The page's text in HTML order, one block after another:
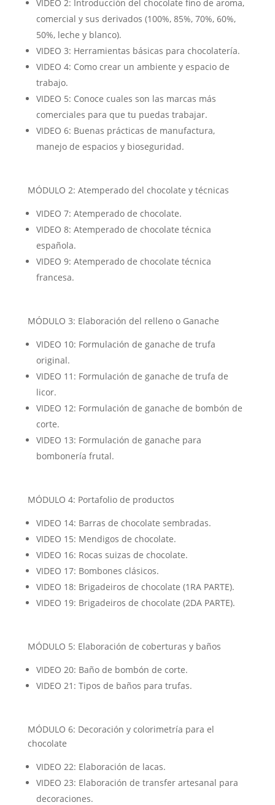
VIDEO 2: Introducción del chocolate fino de aroma,
comercial y sus derivados (100%, 85%, 70%, 60%,
50%, leche y blanco).
VIDEO 3: Herramientas básicas para chocolatería.
VIDEO 4: Como crear un ambiente y espacio de
trabajo.
VIDEO 5: Conoce cuales son las marcas más
comerciales para que tu puedas trabajar.
VIDEO 6: Buenas prácticas de manufactura,
manejo de espacios y bioseguridad.
MÓDULO 2: Atemperado del chocolate y técnicas
VIDEO 7: Atemperado de chocolate.
VIDEO 8: Atemperado de chocolate técnica
española.
VIDEO 9: Atemperado de chocolate técnica
francesa.
MÓDULO 3: Elaboración del relleno o Ganache
VIDEO 10: Formulación de ganache de trufa
original.
VIDEO 11: Formulación de ganache de trufa de
licor.
VIDEO 12: Formulación de ganache de bombón de
corte.
VIDEO 13: Formulación de ganache para
bombonería frutal.
MÓDULO 4: Portafolio de productos
VIDEO 14: Barras de chocolate sembradas.
VIDEO 15: Mendigos de chocolate.
VIDEO 16: Rocas suizas de chocolate.
VIDEO 17: Bombones clásicos.
VIDEO 18: Brigadeiros de chocolate (1RA PARTE).
VIDEO 19: Brigadeiros de chocolate (2DA PARTE).
MÓDULO 5: Elaboración de coberturas y baños
VIDEO 20: Baño de bombón de corte.
VIDEO 21: Tipos de baños para trufas.
MÓDULO 6: Decoración y colorimetría para el
chocolate
VIDEO 22: Elaboración de lacas.
VIDEO 23: Elaboración de transfer artesanal para
decoraciones.